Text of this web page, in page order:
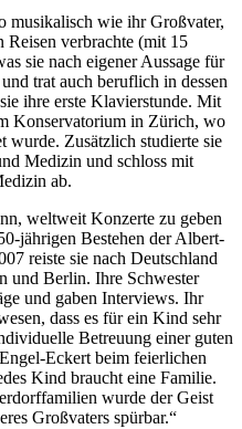
musikalisch wie ihr Großvater,
verbrachte (mit 15
sie nach eigener Aussage für
trat auch beruflich in dessen
ihre erste Klavierstunde. Mit
Konservatorium in Zürich, wo
wurde. Zusätzlich studierte sie
Medizin und schloss mit
ab.
weltweit Konzerte zu geben
jährigen Bestehen der Albert-
reiste sie nach Deutschland
und Berlin. Ihre Schwester
und gaben Interviews. Ihr
dass es für ein Kind sehr
Betreuung einer guten
Eckert beim feierlichen
Kind braucht eine Familie.
wurde der Geist
Großvaters spürbar.“